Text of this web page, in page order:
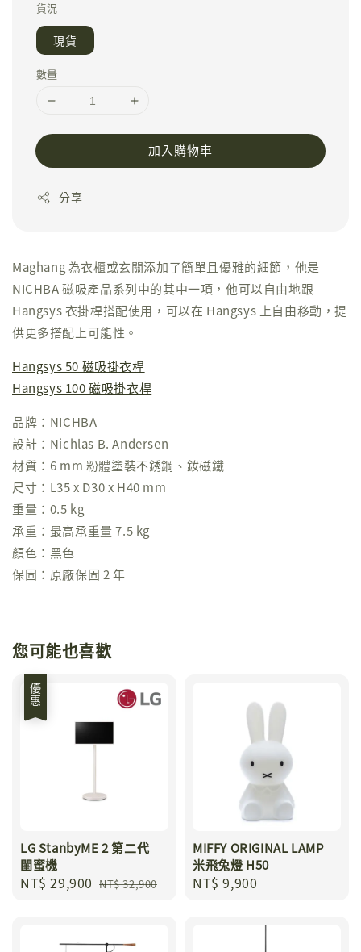
貨況
現貨
數量
加入購物車
分享
Maghang 為衣櫃或玄關添加了簡單且優雅的細節，他是
NICHBA 磁吸產品系列中的其中一項，他可以自由地跟
Hangsys 衣掛桿搭配使用，可以在 Hangsys 上自由移動，提
供更多搭配上可能性。
Hangsys 50 磁吸掛衣桿
Hangsys 100 磁吸掛衣桿
品牌：NICHBA
設計：Nichlas B. Andersen
材質：6 mm 粉體塗裝不銹鋼、釹磁鐵
尺寸：L35 x D30 x H40 mm
重量：0.5 kg
承重：最高承重量 7.5 kg
顏色：黑色
保固：原廠保固 2 年
您可能也喜歡
優惠
LG StanbyME 2 第二代
閨蜜機
Sale
NT$ 29,900 Regular
NT$ 32,900
MIFFY ORIGINAL LAMP
米飛兔燈 H50
Regular
NT$ 9,900